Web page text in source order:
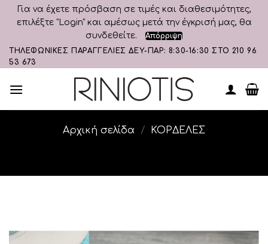
Για να έχετε πρόσβαση σε τιμές και διαθεσιμότητες,
επιλέξτε "Login" και αμέσως μετά την έγκρισή μας, θα
συνδεθείτε.
Απόρριψη
Skip
to
ΤΗΛΕΦΩΝΙΚΕΣ ΠΑΡΑΓΓΕΛΙΕΣ ΔΕΥ-ΠΑΡ: 8:30-16:30 ΣΤΟ 210 96
53 673
Αρχική σελίδα / ΚΟΡΔΕΛΕΣ